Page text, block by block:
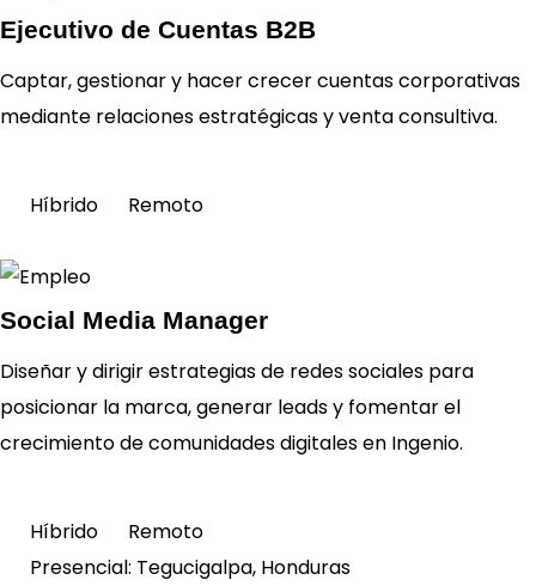
Ejecutivo de Cuentas B2B
Captar, gestionar y hacer crecer cuentas corporativas
mediante relaciones estratégicas y venta consultiva.
Ver
requisitos
Híbrido Remoto
Social Media Manager
Diseñar y dirigir estrategias de redes sociales para
posicionar la marca, generar leads y fomentar el
crecimiento de comunidades digitales en Ingenio.
Ver
requisitos
Híbrido
Remoto
Presencial: Tegucigalpa, Honduras